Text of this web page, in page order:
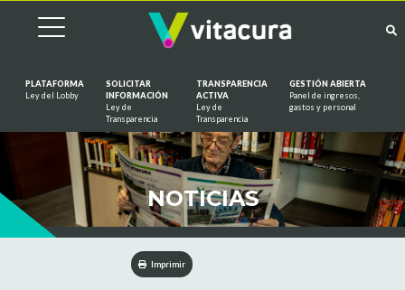
PLATAFORMA
Ley del Lobby
SOLICITAR
INFORMACIÓN
Ley de
Transparencia
TRANSPARENCIA
ACTIVA
Ley de
Transparencia
GESTIÓN ABIERTA
Panel de ingresos,
gastos y personal
NOTICIAS
Imprimir